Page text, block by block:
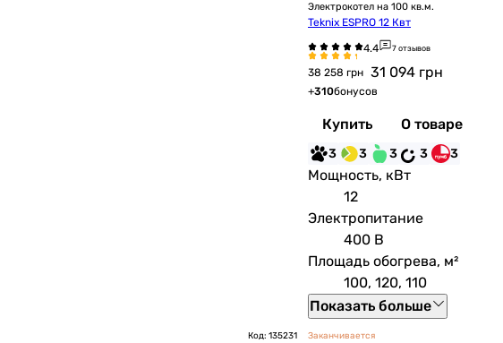
Электрокотел на 100 кв.м.
Teknix ESPRO 12 Квт
7 отзывов
38 258 грн 31 094 грн
+310бонусов
Купить О товаре
3 3 3 3 3
Мощность, кВт
12
Электропитание
400 В
Площадь обогрева, м²
100, 120, 110
Показать больше
Код: 135231 Заканчивается